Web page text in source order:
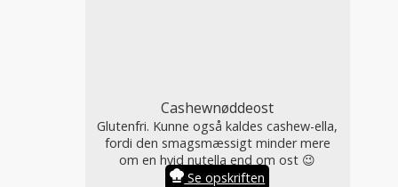
Cashewnøddeost
Glutenfri. Kunne også kaldes cashew-ella,
fordi den smagsmæssigt minder mere
om en hvid nutella end om ost 😉
Se opskriften